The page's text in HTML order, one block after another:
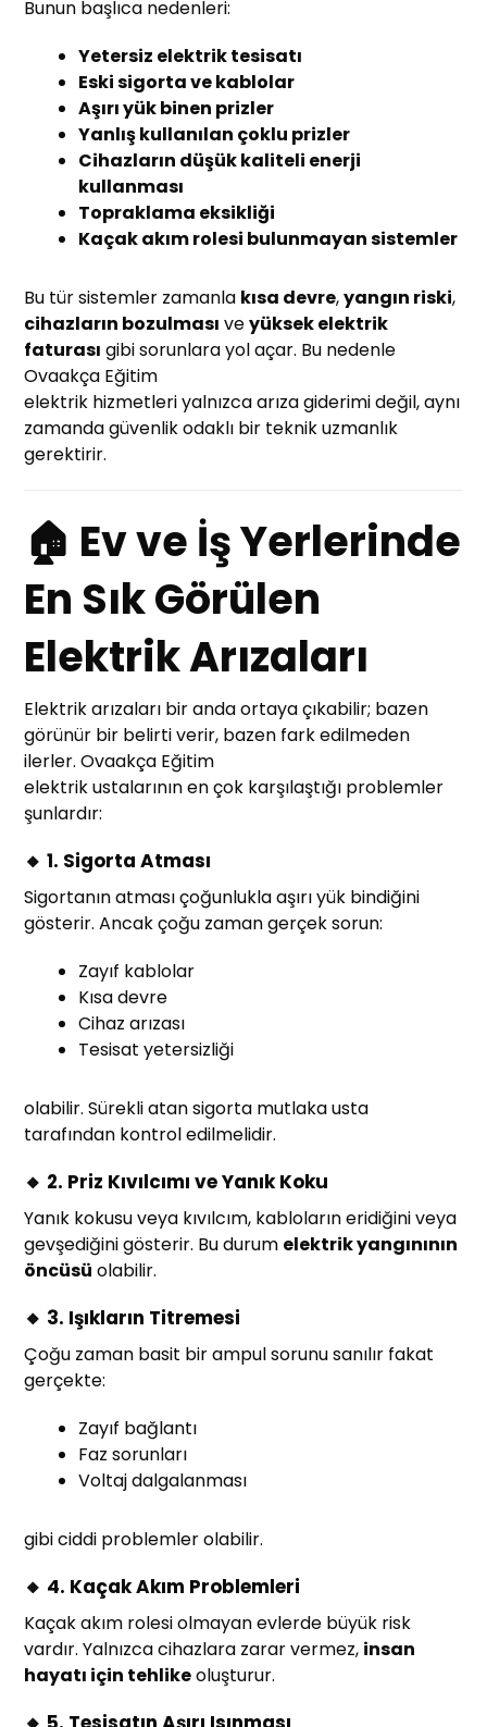
Bunun başlıca nedenleri:
Yetersiz elektrik tesisatı
Eski sigorta ve kablolar
Aşırı yük binen prizler
Yanlış kullanılan çoklu prizler
Cihazların düşük kaliteli enerji
kullanması
Topraklama eksikliği
Kaçak akım rolesi bulunmayan sistemler
Bu tür sistemler zamanla kısa devre,yangın riski,
cihazların bozulması veyüksek elektrik
faturası gibi sorunlara yol açar. Bu nedenle
Ovaakça Eğitim
elektrik hizmetleri yalnızca arıza giderimi değil, aynı
zamanda güvenlik odaklı bir teknik uzmanlık
gerektirir.
🏠 Ev ve İş Yerlerinde
En Sık Görülen
Elektrik Arızaları
Elektrik arızaları bir anda ortaya çıkabilir; bazen
görünür bir belirti verir, bazen fark edilmeden
ilerler. Ovaakça Eğitim
elektrik ustalarının en çok karşılaştığı problemler
şunlardır:
🔸 1. Sigorta Atması
Sigortanın atması çoğunlukla aşırı yük bindiğini
gösterir. Ancak çoğu zaman gerçek sorun:
Zayıf kablolar
Kısa devre
Cihaz arızası
Tesisat yetersizliği
olabilir. Sürekli atan sigorta mutlaka usta
tarafından kontrol edilmelidir.
🔸 2. Priz Kıvılcımı ve Yanık Koku
Yanık kokusu veya kıvılcım, kabloların eridiğini veya
gevşediğini gösterir. Bu durum elektrik yangınının
öncüsü olabilir.
🔸 3. Işıkların Titremesi
Çoğu zaman basit bir ampul sorunu sanılır fakat
gerçekte:
Zayıf bağlantı
Faz sorunları
Voltaj dalgalanması
gibi ciddi problemler olabilir.
🔸 4. Kaçak Akım Problemleri
Kaçak akım rolesi olmayan evlerde büyük risk
vardır. Yalnızca cihazlara zarar vermez, insan
hayatı için tehlikeoluşturur.